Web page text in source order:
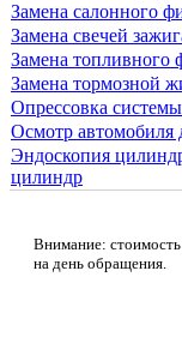
Замена салонного
Замена свечей
Замена топливного
Замена тормозной
Опрессовка
Осмотр автомобиля
Эндоскопия
цилиндр
Внимание: стоимость
на день обращения.